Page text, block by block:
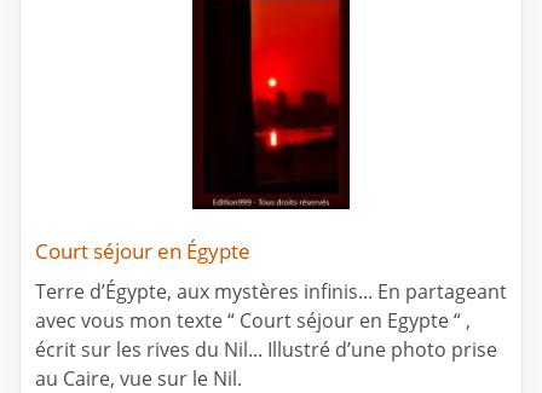
Court séjour en Égypte
Terre d’Égypte, aux mystères infinis... En partageant
avec vous mon texte “ Court séjour en Egypte “ ,
écrit sur les rives du Nil... Illustré d’une photo prise
au Caire, vue sur le Nil.